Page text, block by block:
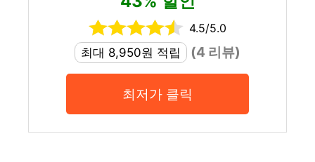
4.5/5.0
최대 8,950원 적립
(4 리뷰)
최저가 클릭